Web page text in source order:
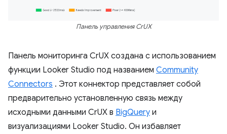
Панель управления CrUX
Панель мониторинга CrUX создана с использованием
функции Looker Studio под названием Community
Connectors . Этот коннектор представляет собой
предварительно установленную связь между
исходными данными CrUX в BigQuery и
визуализациями Looker Studio. Он избавляет